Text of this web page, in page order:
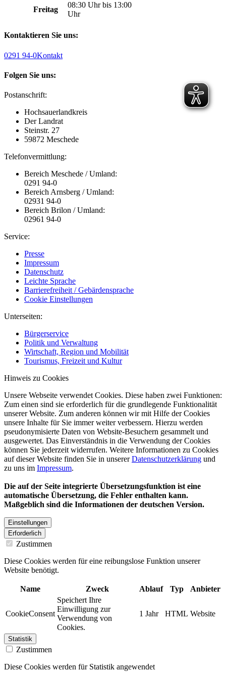
Freitag
08:30 Uhr bis 13:00
Uhr
Kontaktieren Sie uns:
0291 94-0Kontakt
Folgen Sie uns:
Postanschrift:
Hochsauerlandkreis
Der Landrat
Steinstr. 27
59872 Meschede
Telefonvermittlung:
Bereich Meschede / Umland:
0291 94-0
Bereich Arnsberg / Umland:
02931 94-0
Bereich Brilon / Umland:
02961 94-0
Service:
Presse
Impressum
Datenschutz
Leichte Sprache
Barrierefreiheit / Gebärdensprache
Cookie Einstellungen
Unterseiten:
Bürgerservice
Politik und Verwaltung
Wirtschaft, Region und Mobilität
Tourismus, Freizeit und Kultur
Hinweis zu Cookies
Unsere Webseite verwendet Cookies. Diese haben zwei Funktionen:
Zum einen sind sie erforderlich für die grundlegende Funktionalität
unserer Website. Zum anderen können wir mit Hilfe der Cookies
unsere Inhalte für Sie immer weiter verbessern. Hierzu werden
pseudonymisierte Daten von Website-Besuchern gesammelt und
ausgewertet. Das Einverständnis in die Verwendung der Cookies
können Sie jederzeit widerrufen. Weitere Informationen zu Cookies
auf dieser Website finden Sie in unsererDatenschutzerklärung und
zu uns im Impressum.
Die auf der Seite integrierte Übersetzungsfunktion ist eine
automatische Übersetzung, die Fehler enthalten kann.
Maßgeblich sind die Informationen der deutschen Version.
Einstellungen
Erforderlich
Zustimmen
Diese Cookies werden für eine reibungslose Funktion unserer
Website benötigt.
Name Zweck Ablauf Typ Anbieter
CookieConsent
Speichert Ihre
Einwilligung zur
Verwendung von
Cookies.
1 Jahr HTML Website
Statistik
Zustimmen
Diese Cookies werden für Statistik angewendet